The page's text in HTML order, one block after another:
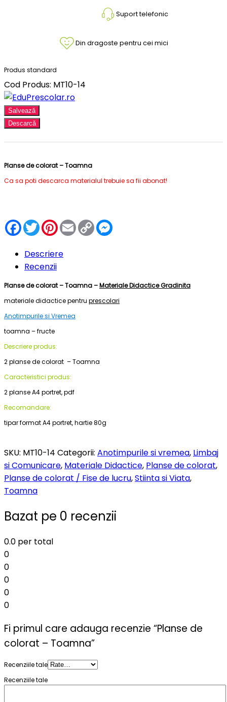
Suport telefonic
Din dragoste pentru cei mici
Produs standard
Cod Produs: MT10-14
Salvează
Descarcă
Planse de colorat – Toamna
Ca sa poti descarca materialul trebuie sa fii abonat!
Facebook
TwitterPinterest
EmailCopy
Link
Descriere
Recenzii
Planse de colorat – Toamna –Materiale Didactice Gradinita
materiale didactice pentru prescolari
Anotimpurile si Vremea
toamna – fructe
Descriere produs:
2 planse de colorat – Toamna
Caracteristici produs:
2 planse A4 portret, pdf
Recomandare:
tipar format A4 portret, hartie 80g
SKU: MT10-14 Categorii: Anotimpurile si vremea, Limbaj
si Comunicare, Materiale Didactice, Planse de colorat,
Planse de colorat / Fise de lucru,Stiinta si Viata,
Toamna
Bazat pe 0 recenzii
0.0 per total
0
0
0
0
0
Fi primul care adauga recenzie “Planse de
colorat – Toamna”
Recenziile tale
Recenziile tale